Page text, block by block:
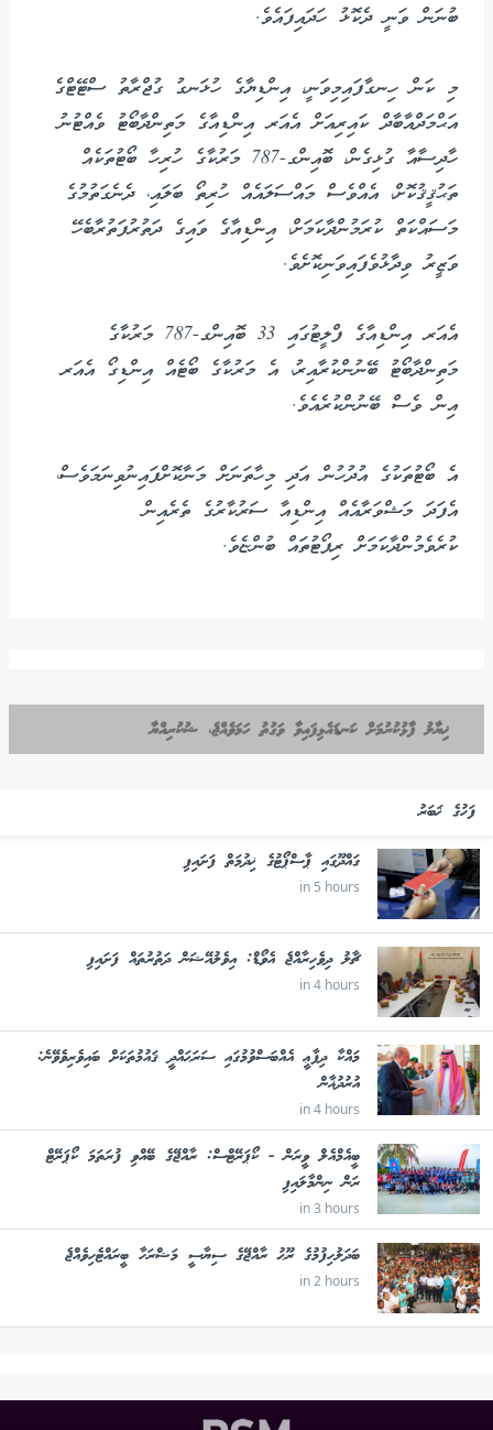
ބުނަން ވަނީ ދެކޮޅު ހަދައިފައެވެ.
މި ކަން ހިނގާފައިމިވަނީ، އިންޑިޔާގެ ހުޅަނގު ގުޖްރާތު ސްޓޭޓްގެ
އަޙްމަދްއާބާދް ކައިރިއަށް އެއަރ އިންޑިއާގެ މަތިންދާބޯޓު ވެއްޓުނު
ހާދިސާއާ ގުޅިގެން، ބޮއިންގ-787 މަރުކާގެ ހުރިހާ ބޯޓުތަކެއް
ތަޙުޤީޤުކޮށް، އެއްވެސް މައްސަލައެއް ހުރިތޯ ބަލައި، ދެނެގަތުމުގެ
މަސައްކަތް ކުރަމުންދާކަމަށް، އިންޑިއާގެ ވައިގެ ދަތުރުފަތުރާބެހޭ
ވަޒީރު ވިދާޅުވެފައިވަނިކޮށެވެ.
އެއަރ އިންޑިއާގެ ފްލީޓުގައި 33 ބޮއިންގ-787 މަރުކާގެ
މަތިންދާބޯޓު ބޭނުންކުރާއިރު، އެ މަރުކާގެ ބޯޓެއް އިންޑިގޯ އެއަރ
އިން ވެސް ބޭނުންކުރެއެވެ.
އެ ބޯޓުތަކުގެ އުދުހުން އަދި މިހާތަނަށް މަނާކޮށްފައިނުވިނަމަވެސް،
އެފަދަ މަޝްވަރާއެއް އިންޑިއާ ސަރުކާރުގެ ތެރެއިން
ކުރެވެމުންދާކަމަށް ރިޕޯޓުތައް ބުންޏެވެ.
ޚިޔާލު ފާޅުކުރުމަށް ކަނޑައެޅިފައިވާ ވަގުތު ހަމަވެއްޖެ، ޝުކުރިއްޔާ
ފަހުގެ ޚަބަރު
ގައްދޫގައި ޕާސްޕޯޓުގެ ޚިދުމަތް ފަށައިފި
in 5 hours
ޗާލު ދިވެހިރާއްޖެ އެވޯޑް: އިވެލުއޭޝަން ދަތުރުތައް ފަށައިފި
in 4 hours
މައްކާ ދިފާޢީ އެއްބަސްވުމުގައި ސަރަޙައްދީ ޤައުމުތަކަށް ބައިވެރިވެވޭނެ:
އުރުދުޣާން
in 4 hours
ބީއެމްއެލް ވީރަން - ކޯޕަރޭޓްސް: ރާއްޖޭގެ ބޭއްވި ފުރަތަމަ ކޯޕަރޭޓް
ރަން ނިންމާލައިފި
in 3 hours
ބަދަލުހިފުމުގެ ރޫޙު ރާއްޖޭގެ ސިޔާސީ މަޝްރަހާ ބީރައްޓެހިވެއްޖެ
in 2 hours